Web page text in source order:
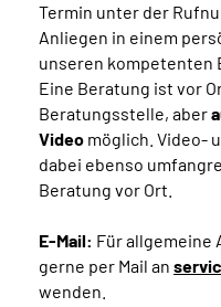
Termin unter der
Anliegen in einem
unseren kompetenten
Eine Beratung ist vor
Beratungsstelle, aber
Video möglich. Video-
dabei ebenso
Beratung vor Ort.
E-Mail: Für allgemeine
gerne per Mail an
wenden.